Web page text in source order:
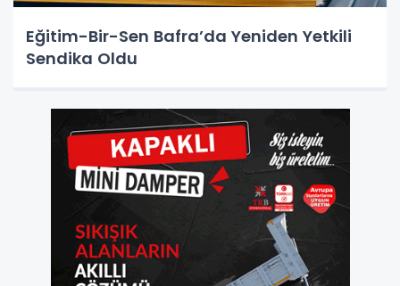
Eğitim-Bir-Sen Bafra’da Yeniden Yetkili
Sendika Oldu